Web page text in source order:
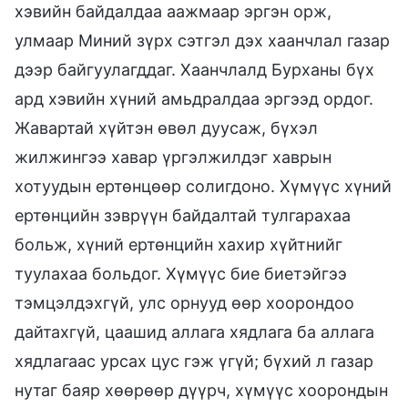
хэвийн байдалдаа аажмаар эргэн орж,
улмаар Миний зүрх сэтгэл дэх хаанчлал газар
дээр байгуулагддаг. Хаанчлалд Бурханы бүх
ард хэвийн хүний амьдралдаа эргээд ордог.
Жавартай хүйтэн өвөл дуусаж, бүхэл
жилжингээ хавар үргэлжилдэг хаврын
хотуудын ертөнцөөр солигдоно. Хүмүүс хүний
ертөнцийн зэврүүн байдалтай тулгарахаа
больж, хүний ертөнцийн хахир хүйтнийг
туулахаа больдог. Хүмүүс бие биетэйгээ
тэмцэлдэхгүй, улс орнууд өөр хоорондоо
дайтахгүй, цаашид аллага хядлага ба аллага
хядлагаас урсах цус гэж үгүй; бүхий л газар
нутаг баяр хөөрөөр дүүрч, хүмүүс хоорондын